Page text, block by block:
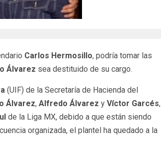
Carlos Hermosillo, podría tomar las
Álvarez sea destituido de su cargo.
(UIF) de la Secretaría de Hacienda del
Álvarez, Alfredo Álvarez y Víctor Garcés,
de la Liga MX, debido a que están siendo
organizada, el plantel ha quedado a la